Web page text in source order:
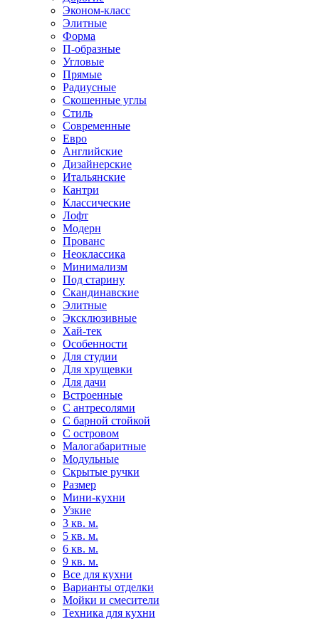
Эконом-класс
Элитные
Форма
П-образные
Угловые
Прямые
Радиусные
Скошенные углы
Стиль
Современные
Евро
Английские
Дизайнерские
Итальянские
Кантри
Классические
Лофт
Модерн
Прованс
Неоклассика
Минимализм
Под старину
Скандинавские
Элитные
Эксклюзивные
Хай-тек
Особенности
Для студии
Для хрущевки
Для дачи
Встроенные
С антресолями
С барной стойкой
С островом
Малогабаритные
Модульные
Скрытые ручки
Размер
Мини-кухни
Узкие
3 кв. м.
5 кв. м.
6 кв. м.
9 кв. м.
Все для кухни
Варианты отделки
Мойки и смесители
Техника для кухни